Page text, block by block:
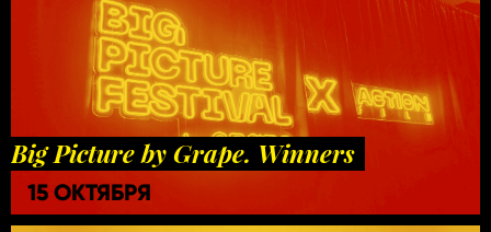
Big Picture by Grape. Winners
15 ОКТЯБРЯ